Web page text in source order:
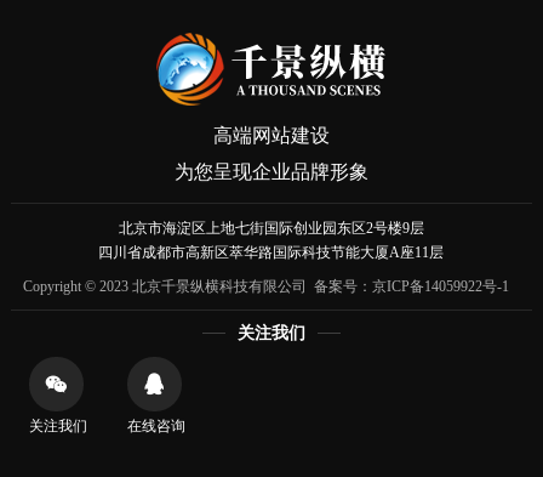
高端网站建设
为您呈现企业品牌形象
北京市海淀区上地七街国际创业园东区2号楼9层
四川省成都市高新区萃华路国际科技节能大厦A座11层
Copyright © 2023 北京千景纵横科技有限公司 备案号： 京ICP备14059922号-1
关注我们
关注我们 在线咨询